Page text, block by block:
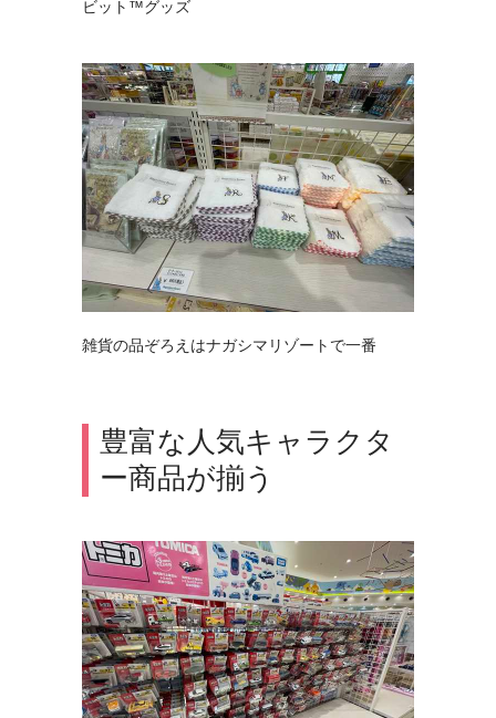
ビット™グッズ
雑貨の品ぞろえはナガシマリゾートで一番
豊富な人気キャラクタ
ー商品が揃う